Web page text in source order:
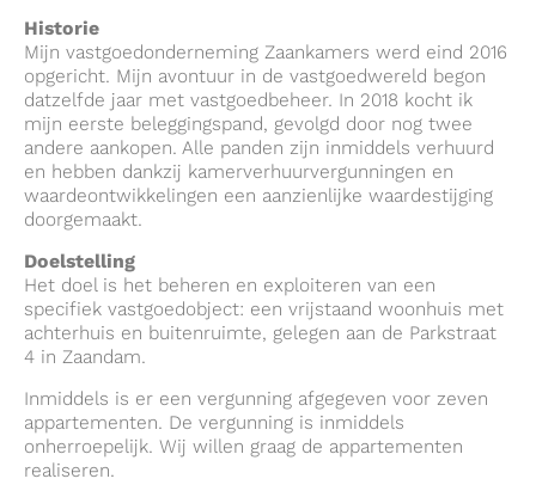
Historie
Mijn vastgoedonderneming Zaankamers werd eind 2016
opgericht. Mijn avontuur in de vastgoedwereld begon
datzelfde jaar met vastgoedbeheer. In 2018 kocht ik
mijn eerste beleggingspand, gevolgd door nog twee
andere aankopen. Alle panden zijn inmiddels verhuurd
en hebben dankzij kamerverhuurvergunningen en
waardeontwikkelingen een aanzienlijke waardestijging
doorgemaakt.
Doelstelling
Het doel is het beheren en exploiteren van een
specifiek vastgoedobject: een vrijstaand woonhuis met
achterhuis en buitenruimte, gelegen aan de Parkstraat
4 in Zaandam.
Inmiddels is er een vergunning afgegeven voor zeven
appartementen. De vergunning is inmiddels
onherroepelijk. Wij willen graag de appartementen
realiseren.